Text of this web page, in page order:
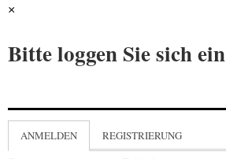
×
Bitte loggen Sie sich ein
ANMELDEN REGISTRIERUNG